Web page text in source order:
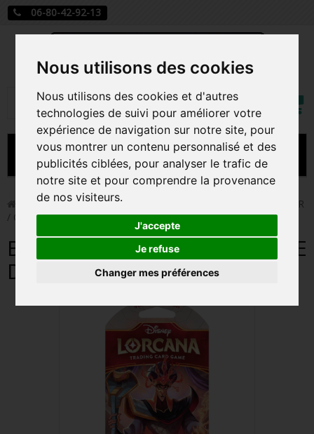
Nous utilisons des cookies
Nous utilisons des cookies et d'autres
technologies de suivi pour améliorer votre
expérience de navigation sur notre site, pour
vous montrer un contenu personnalisé et des
publicités ciblées, pour analyser le trafic de
notre site et pour comprendre la provenance
de nos visiteurs.
J'accepte
Je refuse
Changer mes préférences
06-80-42-92-13
Rechercher
Mon
MENU
CARTE A JOUER
PRÉCOMMANDE FIGURINES POP
FIGURINES POP MANGA
FIGURINES POP DISNEY
FIGURINES POP MARVEL
FIGURINES POP MUSIQUE
FIGURINES POP AUTRES FILMS
FIGURINES POP SPORTS
Carte a jouer >
BOOSTER LORCANA LE REGNE DE JAGAR
/ CARTE VF
BOOSTER LORCANA LE REGNE
DE JAGAR / CARTE VF